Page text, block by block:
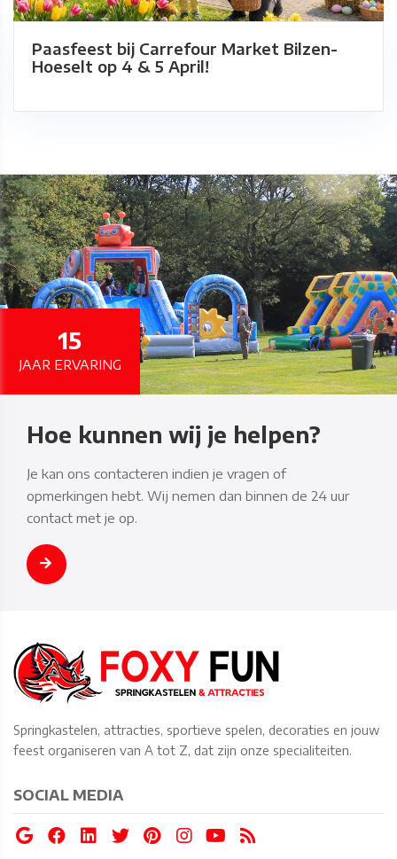
Paasfeest bij Carrefour Market Bilzen-
Hoeselt op 4 & 5 April!
Hoe kunnen wij je helpen?
Je kan ons contacteren indien je vragen of
opmerkingen hebt. Wij nemen dan binnen de 24 uur
contact met je op.
15
JAAR ERVARING
Springkastelen, attracties, sportieve spelen, decoraties en jouw
feest organiseren van A tot Z, dat zijn onze specialiteiten.
SOCIAL MEDIA